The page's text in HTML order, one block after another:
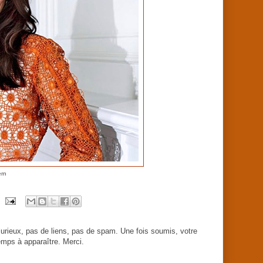
pas de liens, pas de spam. Une fois soumis, votre
à apparaître. Merci.